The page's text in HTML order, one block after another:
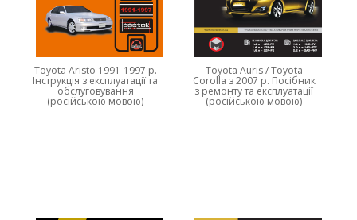
Toyota Aristo 1991-1997 р.
Інструкція з експлуатації та
обслуговування
(російською мовою)
Toyota Auris / Toyota
Corolla з 2007 р. Посібник
з ремонту та експлуатації
(російською мовою)